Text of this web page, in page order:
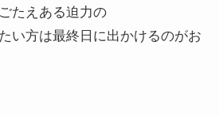
たえある迫力の
い方は最終日に出かけるのがお